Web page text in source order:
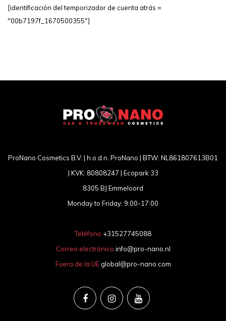
[identificación del temporizador de cuenta atrás =
"00b7197f_1670500355"]
ProNano Cosmetics B.V. | h.o.d.n. ProNano | BTW: NL861807613B01
| KVK: 80808247 | Ecopark 33
8305 BJ Emmeloord
Monday to Friday: 9:00-17:00
Teléfono +31527745088
Correo electrónico info@pro-nano.nl
Fuera de la UE global@pro-nano.com